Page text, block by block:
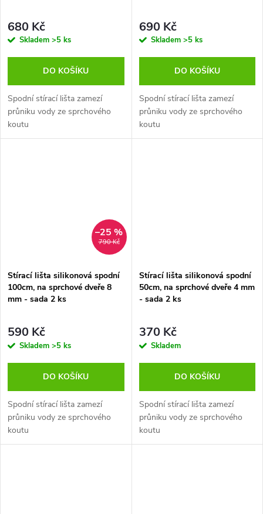
680 Kč
Skladem >5 ks
DO KOŠÍKU
Spodní stírací lišta zamezí
průniku vody ze sprchového
koutu
690 Kč
Skladem >5 ks
DO KOŠÍKU
Spodní stírací lišta zamezí
průniku vody ze sprchového
koutu
790 Kč
–25 %
Stírací lišta silikonová spodní
100cm, na sprchové dveře 8
mm - sada 2 ks
590 Kč
Skladem >5 ks
DO KOŠÍKU
Spodní stírací lišta zamezí
průniku vody ze sprchového
koutu
Stírací lišta silikonová spodní
50cm, na sprchové dveře 4 mm
- sada 2 ks
370 Kč
Skladem
DO KOŠÍKU
Spodní stírací lišta zamezí
průniku vody ze sprchového
koutu